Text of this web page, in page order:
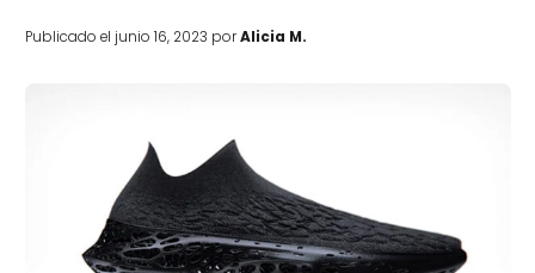
Publicado el junio 16, 2023 porAlicia M.